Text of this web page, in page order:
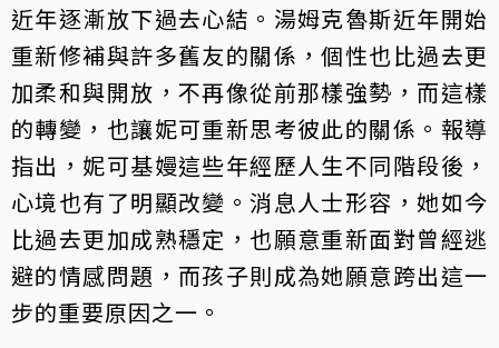
近年逐漸放下過去心結。湯姆克魯斯近年開始
重新修補與許多舊友的關係，個性也比過去更
加柔和與開放，不再像從前那樣強勢，而這樣
的轉變，也讓妮可重新思考彼此的關係。報導
指出，妮可基嫚這些年經歷人生不同階段後，
心境也有了明顯改變。消息人士形容，她如今
比過去更加成熟穩定，也願意重新面對曾經逃
避的情感問題，而孩子則成為她願意跨出這一
步的重要原因之一。